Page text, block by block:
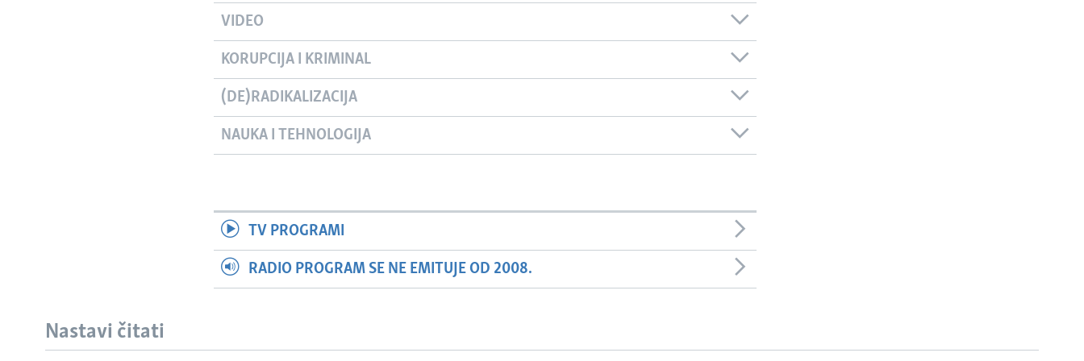
VIDEO
KORUPCIJA I KRIMINAL
(DE)RADIKALIZACIJA
NAUKA I TEHNOLOGIJA
TV PROGRAMI
RADIO PROGRAM SE NE EMITUJE OD 2008.
Nastavi čitati